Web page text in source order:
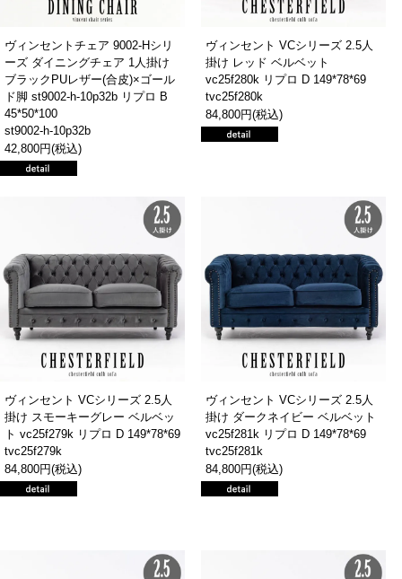
ヴィンセントチェア 9002-Hシリ
ーズ ダイニングチェア 1人掛け
ブラックPUレザー(合皮)×ゴール
ド脚 st9002-h-10p32b リプロ B
45*50*100
st9002-h-10p32b
42,800円(税込)
ヴィンセント VCシリーズ 2.5人
掛け レッド ベルベット
vc25f280k リプロ D 149*78*69
tvc25f280k
84,800円(税込)
ヴィンセント VCシリーズ 2.5人
掛け スモーキーグレー ベルベッ
ト vc25f279k リプロ D 149*78*69
tvc25f279k
84,800円(税込)
ヴィンセント VCシリーズ 2.5人
掛け ダークネイビー ベルベット
vc25f281k リプロ D 149*78*69
tvc25f281k
84,800円(税込)